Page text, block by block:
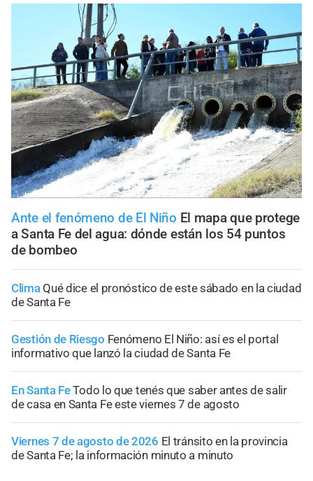
Ante el fenómeno de El Niño El mapa que protege
a Santa Fe del agua: dónde están los 54 puntos
de bombeo
Clima Qué dice el pronóstico de este sábado en la ciudad
de Santa Fe
Gestión de Riesgo Fenómeno El Niño: así es el portal
informativo que lanzó la ciudad de Santa Fe
En Santa FeTodo lo que tenés que saber antes de salir
de casa en Santa Fe este viernes 7 de agosto
Viernes 7 de agosto de 2026 El tránsito en la provincia
de Santa Fe; la información minuto a minuto